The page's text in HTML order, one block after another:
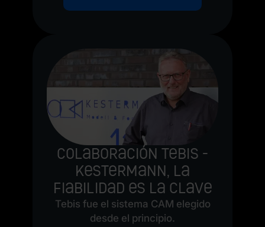
Colaboración Tebis -
Kestermann, la
fiabilidad es la clave
Tebis fue el sistema CAM elegido
desde el principio.